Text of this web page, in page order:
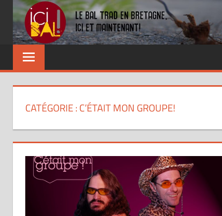
content
Dansez
partout
CATÉGORIE : C’ÉTAIT MON GROUPE!